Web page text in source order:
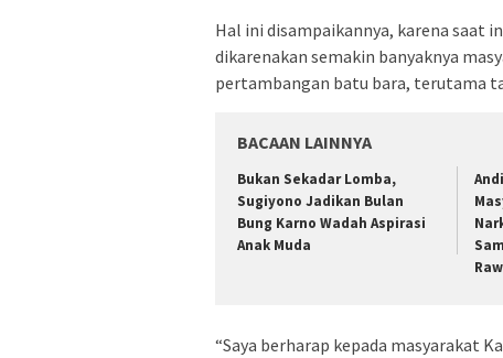
Hal ini disampaikannya, karena saat
dikarenakan semakin banyaknya
pertambangan batu bara, terutama
BACAAN LAINNYA
Bukan Sekadar Lomba,
Sugiyono Jadikan Bulan
Bung Karno Wadah Aspirasi
Anak Muda
“Saya berharap kepada masyarakat